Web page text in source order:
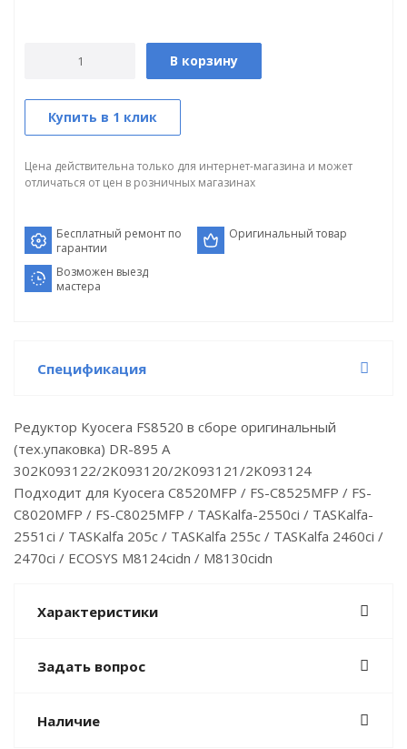
В корзину
Купить в 1 клик
Цена действительна только для интернет-магазина и может
отличаться от цен в розничных магазинах
Бесплатный ремонт по
гарантии
Оригинальный товар
Возможен выезд
мастера
Спецификация
Редуктор Kyocera FS8520 в сборе оригинальный
(тех.упаковка) DR-895 A
302K093122/2K093120/2K093121/2K093124
Подходит для Kyocera C8520MFP / FS-C8525MFP / FS-
C8020MFP / FS-C8025MFP / TASKalfa-2550ci / TASKalfa-
2551ci / TASKalfa 205c / TASKalfa 255c / TASKalfa 2460ci /
2470ci / ECOSYS M8124cidn / M8130cidn
Характеристики
Задать вопрос
Наличие